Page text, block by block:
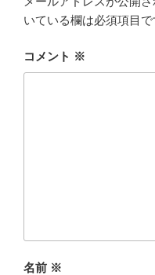
いている欄は必須項目で
コメント ※
名前 ※